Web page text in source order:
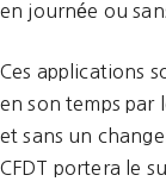
en journée ou
Ces applications
en son temps par
et sans un
CFDT portera le